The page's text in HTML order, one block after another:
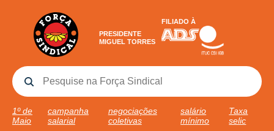
PRESIDENTE
MIGUEL TORRES
FILIADO À
1º de
Maio
campanha
salarial
negociações
coletivas
salário
mínimo
Taxa
selic